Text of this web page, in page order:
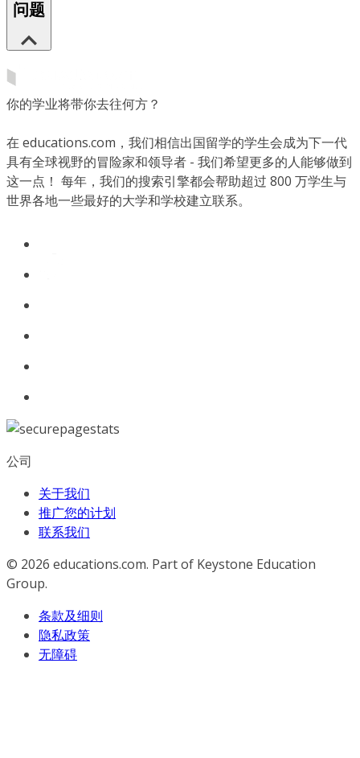
问题
你的学业将带你去往何方？
在 educations.com，我们相信出国留学的学生会成为下一代
具有全球视野的冒险家和领导者 - 我们希望更多的人能够做到
这一点！ 每年，我们的搜索引擎都会帮助超过 800 万学生与
世界各地一些最好的大学和学校建立联系。
公司
关于我们
推广您的计划
联系我们
© 2026 educations.com. Part of Keystone Education
Group.
条款及细则
隐私政策
无障碍